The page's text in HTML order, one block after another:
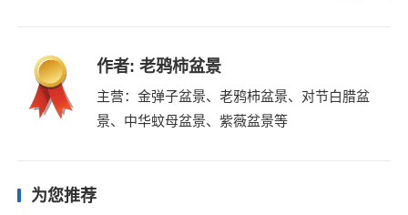
作者: 老鸦柿盆景
主营：金弹子盆景、老鸦柿盆景、对节白腊盆
景、中华蚊母盆景、紫薇盆景等
为您推荐